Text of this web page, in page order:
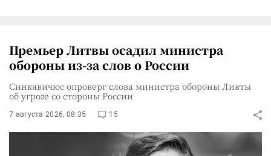
Премьер Литвы осадил министра
обороны из-за слов о России
Синкявичюс опроверг слова министра обороны Ливты
об угрозе со стороны России
7 августа 2026, 08:35 15